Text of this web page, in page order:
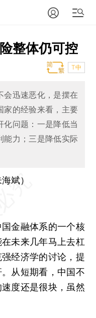
整体仍可控
T中
会迅速恶化，是摆在
家的经验来看，主要
化问题：一是降低当
能力；三是降低实际
斌）
金融体系的一个核
未来几年马上去杠
经济学的讨论，提
从短期看，中国不
度还是很块，虽然